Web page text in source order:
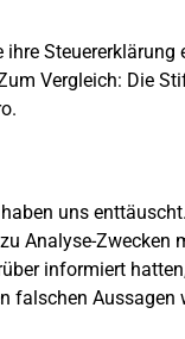
Steuererklärung
Vergleich: Die
uns
Analyse-Zwecken
informiert
falschen